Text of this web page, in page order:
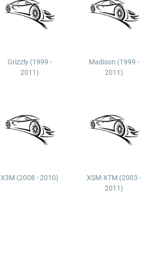
Grizzly (1999 -
2011)
Madison (1999 -
2011)
X3M (2008 - 2010)
XSM-XTM (2003 -
2011)